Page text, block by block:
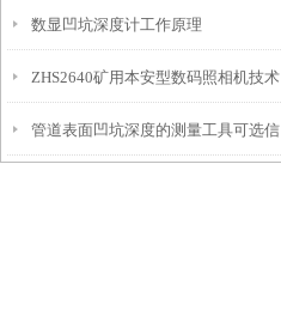
强度测定仪技术参数！
数显凹坑深度计工作原理
ZHS2640矿用本安型数码照相机技术
参数！
管道表面凹坑深度的测量工具可选信